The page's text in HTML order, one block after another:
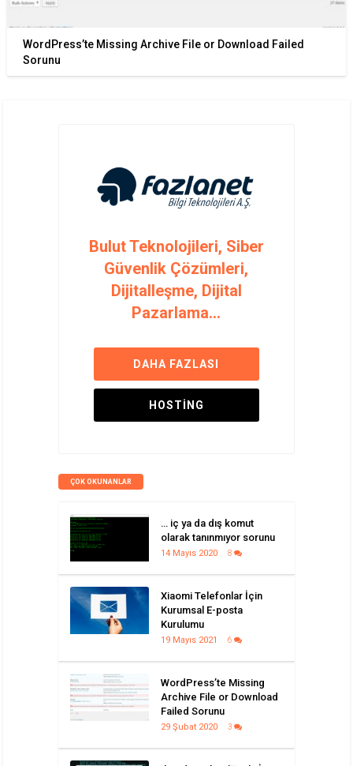
WordPress’te Missing Archive File or Download Failed
Sorunu
Bulut Teknolojileri, Siber
Güvenlik Çözümleri,
Dijitalleşme, Dijital
Pazarlama...
DAHA FAZLASI
HOSTING
ÇOK OKUNANLAR
… iç ya da dış komut
olarak tanınmıyor sorunu
14 Mayıs 2020 8
Xiaomi Telefonlar İçin
Kurumsal E-posta
Kurulumu
19 Mayıs 2021 6
WordPress’te Missing
Archive File or Download
Failed Sorunu
29 Şubat 2020 3